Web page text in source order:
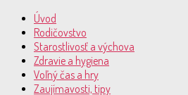
Úvod
Rodičovstvo
Starostlivosť a výchova
Zdravie a hygiena
Voľný čas a hry
Zaujímavosti, tipy